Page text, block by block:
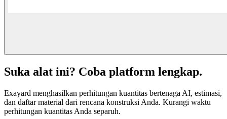
Suka alat ini? Coba platform lengkap.
Exayard menghasilkan perhitungan kuantitas bertenaga AI, estimasi,
dan daftar material dari rencana konstruksi Anda. Kurangi waktu
perhitungan kuantitas Anda separuh.